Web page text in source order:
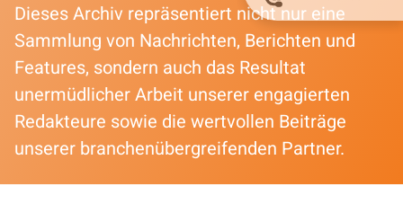
Dieses Archiv repräsentiert nicht nur eine
Sammlung von Nachrichten, Berichten und
Features, sondern auch das Resultat
unermüdlicher Arbeit unserer engagierten
Redakteure sowie die wertvollen Beiträge
unserer branchenübergreifenden Partner.